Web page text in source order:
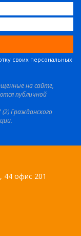
своих персональных
на сайте,
публичной
Гражданского
44 офис 201